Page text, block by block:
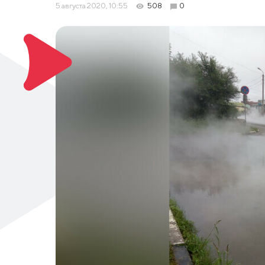
5 августа 2020, 10:55 508 0